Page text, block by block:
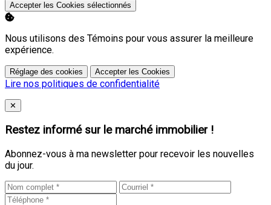
Accepter les Cookies sélectionnés
Nous utilisons des Témoins pour vous assurer la meilleure
expérience.
Réglage des cookies Accepter les Cookies
Lire nos politiques de confidentialité
Close
✕
Restez informé sur le marché immobilier !
Abonnez-vous à ma newsletter pour recevoir les nouvelles
du jour.